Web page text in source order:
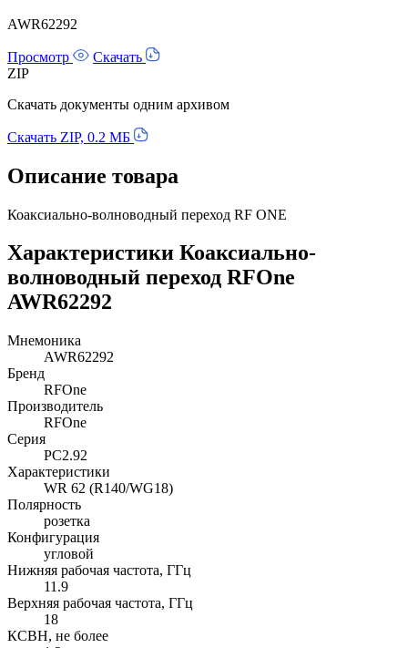
AWR62292
Просмотр
Скачать
ZIP
Скачать документы одним архивом
Скачать ZIP, 0.2 МБ
Описание товара
Коаксиально-волноводный переход RF ONE
Характеристики Коаксиально-
волноводный переход RFOne
AWR62292
Мнемоника
AWR62292
Бренд
RFOne
Производитель
RFOne
Серия
PC2.92
Характеристики
WR 62 (R140/WG18)
Полярность
розетка
Конфигурация
угловой
Нижняя рабочая частота, ГГц
11.9
Верхняя рабочая частота, ГГц
18
КСВН, не более